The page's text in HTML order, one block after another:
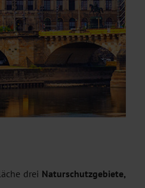
drei Naturschutzgebiete,